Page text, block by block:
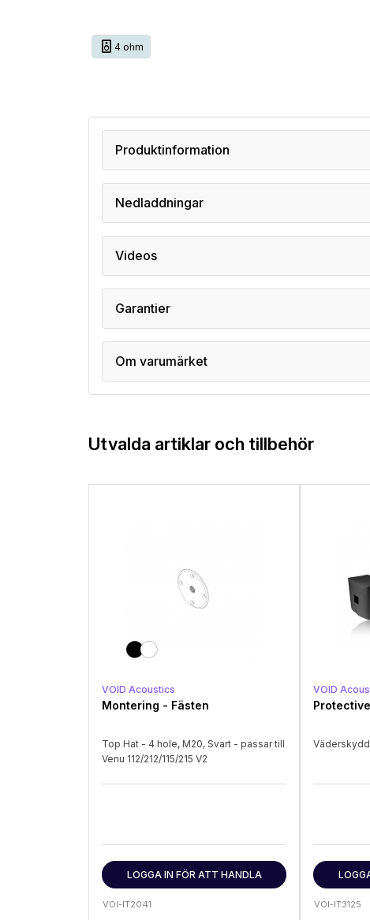
speaker 4 ohm
Produktinformation
Nedladdningar
Videos
Garantier
Om varumärket
Utvalda artiklar och tillbehör
VOID Acoustics
Montering - Fästen
Top Hat - 4 hole, M20, Svart - passar till
Venu 112/212/115/215 V2
LOGGA IN FÖR ATT HANDLA
VOI-IT2041
VOID
Väderskydd
VOI-IT3125